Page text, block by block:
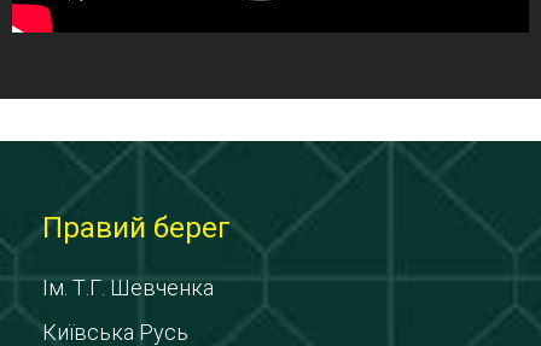
Правий берег
Ім. Т.Г. Шевченка
Київська Русь